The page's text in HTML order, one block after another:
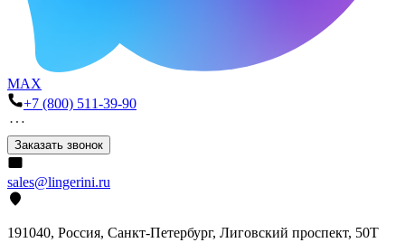
MAX
+7 (800) 511-39-90
Заказать звонок
sales@lingerini.ru
191040, Россия, Санкт-Петербург, Лиговский проспект, 50Т